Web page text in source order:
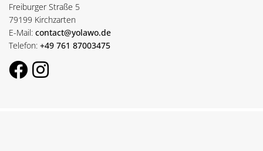
Freiburger Straße 5
79199 Kirchzarten
E-Mail: contact@yolawo.de
Telefon: +49 761 87003475